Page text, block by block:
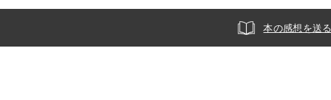
本の感想を送る